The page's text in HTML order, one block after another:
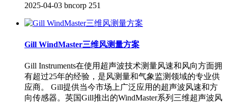
2025-04-03 bncorp 251
Gill WindMaster三维风测量方案
Gill Instruments在使用超声波技术测量风速和风向方面拥
有超过25年的经验，是风测量和气象监测领域的专业供
应商。 Gill提供当今市场上广泛应用的超声波风速和方
向传感器。英国Gill推出的WindMaster系列三维超声波风